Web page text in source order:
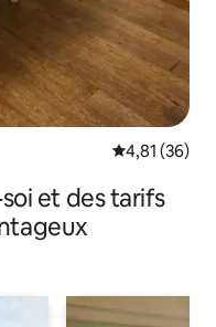
Évaluation
4,81 (36)
et des tarifs